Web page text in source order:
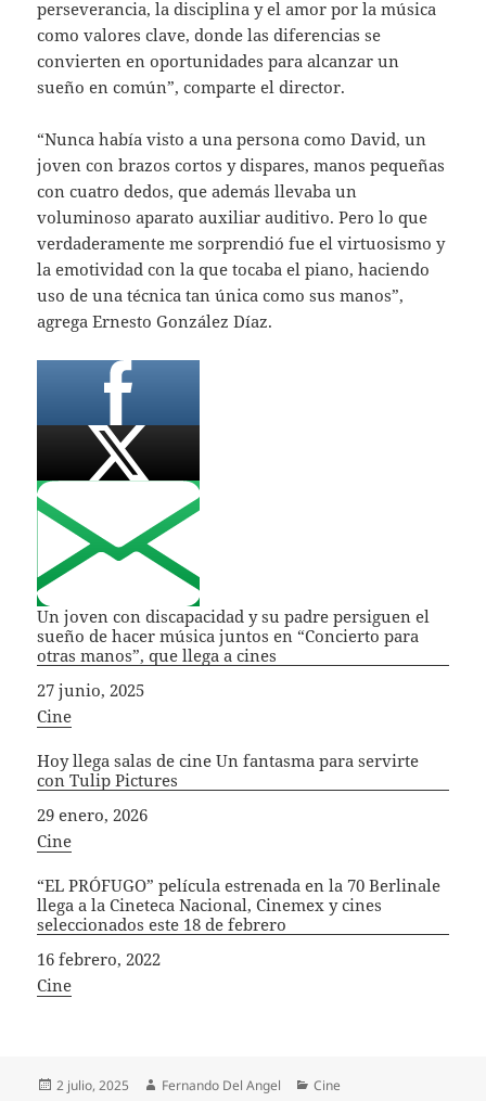
perseverancia, la disciplina y el amor por la música
como valores clave, donde las diferencias se
convierten en oportunidades para alcanzar un
sueño en común”, comparte el director.
“Nunca había visto a una persona como David, un
joven con brazos cortos y dispares, manos pequeñas
con cuatro dedos, que además llevaba un
voluminoso aparato auxiliar auditivo. Pero lo que
verdaderamente me sorprendió fue el virtuosismo y
la emotividad con la que tocaba el piano, haciendo
uso de una técnica tan única como sus manos”,
agrega Ernesto González Díaz.
Un joven con discapacidad y su padre persiguen el
sueño de hacer música juntos en “Concierto para
otras manos”, que llega a cines
Fecha
27 junio, 2025
In relation to
Cine
Hoy llega salas de cine Un fantasma para servirte
con Tulip Pictures
Fecha
29 enero, 2026
In relation to
Cine
“EL PRÓFUGO” película estrenada en la 70 Berlinale
llega a la Cineteca Nacional, Cinemex y cines
seleccionados este 18 de febrero
Fecha
16 febrero, 2022
In relation to
Cine
Publicado
2 julio, 2025 Autor
Fernando Del Angel Categorías
Cine